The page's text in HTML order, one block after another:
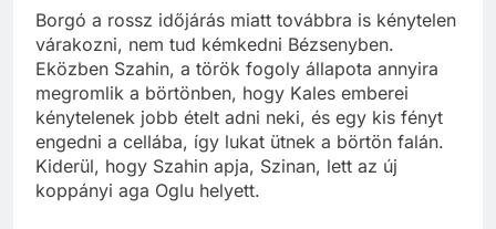
Borgó a rossz időjárás miatt továbbra is kénytelen
várakozni, nem tud kémkedni Bézsenyben.
Eközben Szahin, a török fogoly állapota annyira
megromlik a börtönben, hogy Kales emberei
kénytelenek jobb ételt adni neki, és egy kis fényt
engedni a cellába, így lukat ütnek a börtön falán.
Kiderül, hogy Szahin apja, Szinan, lett az új
koppányi aga Oglu helyett.